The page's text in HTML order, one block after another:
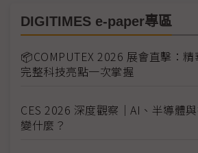
DIGITIMES e-paper專區
📦COMPUTEX 2026 展會直擊：
完整科技亮點一次掌握
CES 2026 深度觀察｜AI、半導體
變什麼？